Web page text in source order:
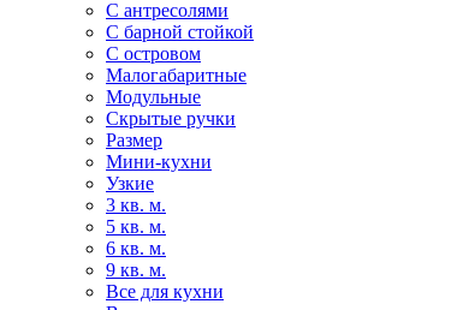
С антресолями
С барной стойкой
С островом
Малогабаритные
Модульные
Скрытые ручки
Размер
Мини-кухни
Узкие
3 кв. м.
5 кв. м.
6 кв. м.
9 кв. м.
Все для кухни